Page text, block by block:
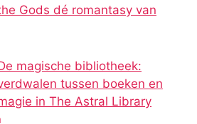
Gods dé romantasy van
magische bibliotheek:
tussen boeken en
in The Astral Library